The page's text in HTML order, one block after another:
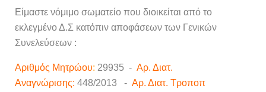
Είμαστε νόμιμο σωματείο που διοικείται από το
εκλεγμένο Δ.Σ κατόπιν αποφάσεων των Γενικών
Συνελεύσεων :
Αριθμός Μητρώου: 29935 - Αρ. Διατ.
Αναγνώρισης: 448/2013 - Αρ. Διατ. Τροποπ